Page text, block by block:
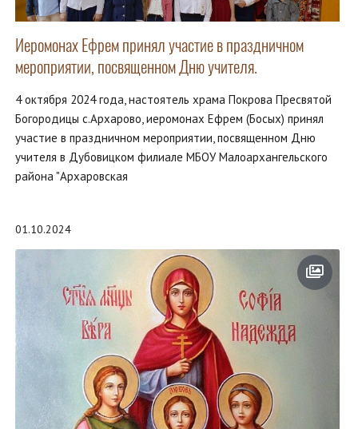
Иеромонах Ефрем принял участие в праздничном
мероприятии, посвященном Дню учителя.
4 октября 2024 года, настоятель храма Покрова Пресвятой
Богородицы с.Архарово, иеромонах Ефрем (Босых) принял
участие в праздничном мероприятии, посвященном Дню
учителя в Дубовицком филиале МБОУ Малоархангельского
района "Архаровская
01.10.2024